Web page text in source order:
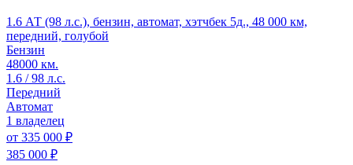
1.6 АТ (98 л.с.), бензин, автомат, хэтчбек 5д., 48 000 км,
передний, голубой
Бензин
48000 км.
1.6 / 98 л.с.
Передний
Автомат
1 владелец
от 335 000 ₽
385 000 ₽